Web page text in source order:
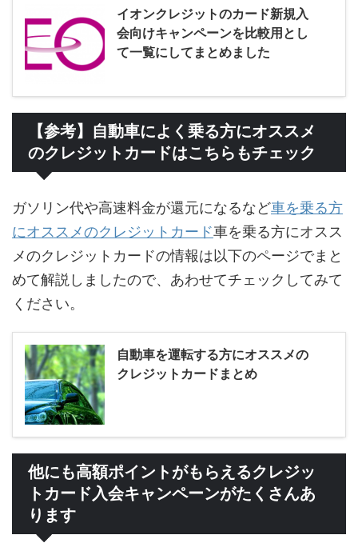
イオンクレジットのカード新規入
会向けキャンペーンを比較用とし
て一覧にしてまとめました
【参考】自動車によく乗る方にオススメ
のクレジットカードはこちらもチェック
ガソリン代や高速料金が還元になるなど車を乗る方
にオススメのクレジットカード車を乗る方にオスス
メのクレジットカードの情報は以下のページでまと
めて解説しましたので、あわせてチェックしてみて
ください。
自動車を運転する方にオススメの
クレジットカードまとめ
他にも高額ポイントがもらえるクレジッ
トカード入会キャンペーンがたくさんあ
ります